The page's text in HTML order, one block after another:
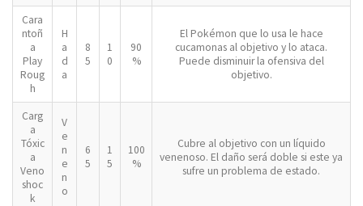
Cara
ntoñ
a
Play
Roug
h
H
a
d
a
8
5
1
0
90
%
El Pokémon que lo usa le hace
cucamonas al objetivo y lo ataca.
Puede disminuir la ofensiva del
objetivo.
Carg
a
Tóxic
a
Veno
shoc
k
V
e
n
e
n
o
6
5
1
5
100
%
Cubre al objetivo con un líquido
venenoso. El daño será doble si este ya
sufre un problema de estado.